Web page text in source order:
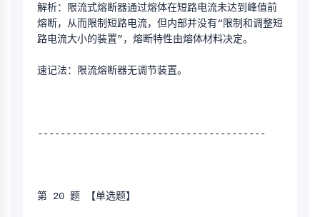
解析：限流式熔断器通过熔体在短路电流未达到峰值前
熔断，从而限制短路电流，但内部并没有“限制和调整短
路电流大小的装置”，熔断特性由熔体材料决定。
速记法：限流熔断器无调节装置。
----------------------------------------
第 20 题 【单选题】